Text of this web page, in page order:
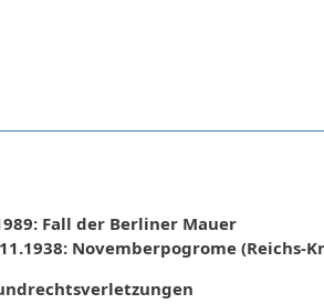
Fall der Berliner Mauer
Novemberpogrome (Reichs-